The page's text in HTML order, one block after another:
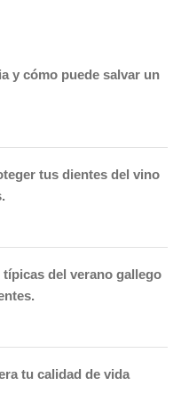
y cómo puede salvar un
tus dientes del vino
del verano gallego
tu calidad de vida